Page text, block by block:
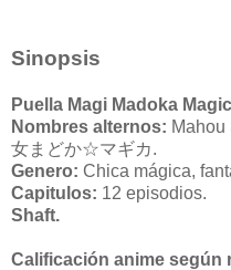
Sinopsis
Puella Magi Madoka
Nombres alternos: Mahou
女まどか☆マギカ.
Genero: Chica mágica,
Capitulos: 12 episodios.
Shaft.
Calificación anime según